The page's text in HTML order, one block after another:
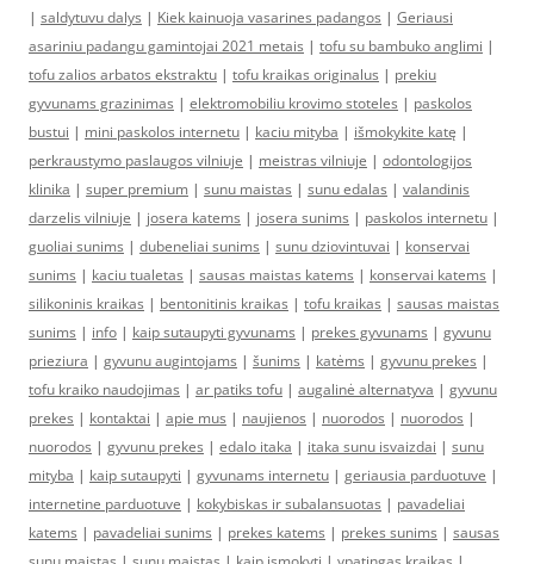
| saldytuvu dalys | Kiek kainuoja vasarines padangos | Geriausi
asariniu padangu gamintojai 2021 metais | tofu su bambuko anglimi |
tofu zalios arbatos ekstraktu | tofu kraikas originalus | prekiu
gyvunams grazinimas | elektromobiliu krovimo stoteles | paskolos
bustui | mini paskolos internetu | kaciu mityba | išmokykite katę |
perkraustymo paslaugos vilniuje | meistras vilniuje | odontologijos
klinika | super premium | sunu maistas | sunu edalas | valandinis
darzelis vilniuje | josera katems | josera sunims | paskolos internetu |
guoliai sunims | dubeneliai sunims | sunu dziovintuvai | konservai
sunims | kaciu tualetas | sausas maistas katems | konservai katems |
silikoninis kraikas | bentonitinis kraikas | tofu kraikas | sausas maistas
sunims | info | kaip sutaupyti gyvunams | prekes gyvunams | gyvunu
prieziura | gyvunu augintojams | šunims | katėms | gyvunu prekes |
tofu kraiko naudojimas | ar patiks tofu | augalinė alternatyva | gyvunu
prekes | kontaktai | apie mus | naujienos | nuorodos | nuorodos |
nuorodos | gyvunu prekes | edalo itaka | itaka sunu isvaizdai | sunu
mityba | kaip sutaupyti | gyvunams internetu | geriausia parduotuve |
internetine parduotuve | kokybiskas ir subalansuotas | pavadeliai
katems | pavadeliai sunims | prekes katems | prekes sunims | sausas